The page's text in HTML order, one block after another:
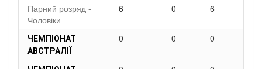
Парний розряд -
Чоловіки
6 0 6
ЧЕМПІОНАТ
АВСТРАЛІЇ
0 0 0